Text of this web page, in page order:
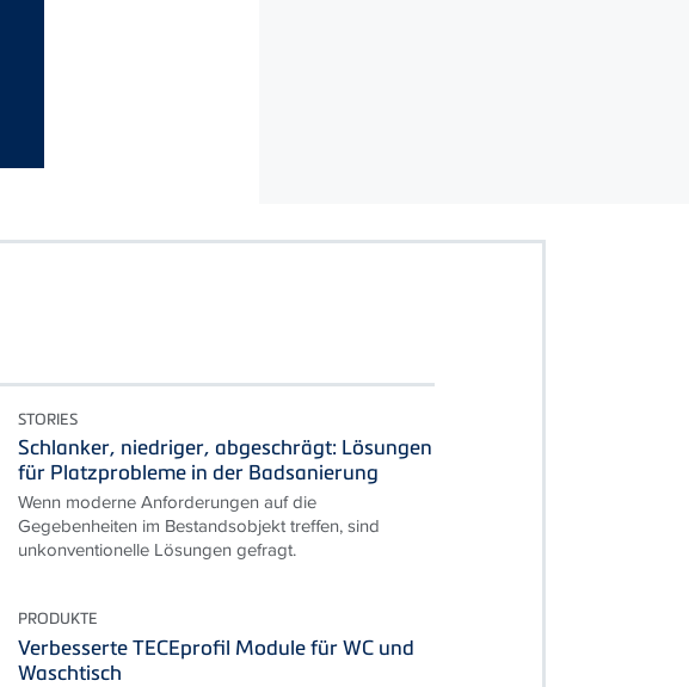
STORIES
Schlanker, niedriger, abgeschrägt: Lösungen
für Platzprobleme in der Badsanierung
Wenn moderne Anforderungen auf die
Gegebenheiten im Bestandsobjekt treffen, sind
unkonventionelle Lösungen gefragt.
PRODUKTE
Verbesserte TECEprofil Module für WC und
Waschtisch